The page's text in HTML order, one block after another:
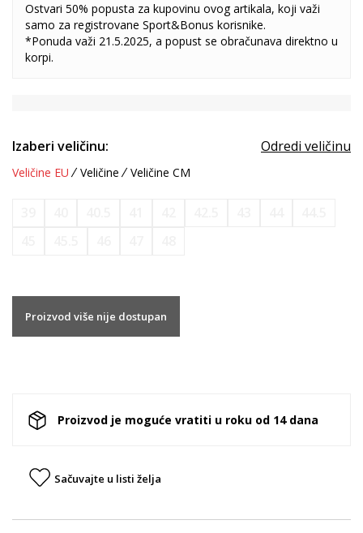
Ostvari 50% popusta za kupovinu ovog artikala, koji važi
samo za registrovane Sport&Bonus korisnike.
*Ponuda važi 21.5.2025, a popust se obračunava direktno u
korpi.
Izaberi veličinu: Odredi veličinu
Veličine EU Veličine Veličine CM
Proizvod više nije dostupan
Proizvod je moguće vratiti u roku od 14 dana
Sačuvajte u listi želja